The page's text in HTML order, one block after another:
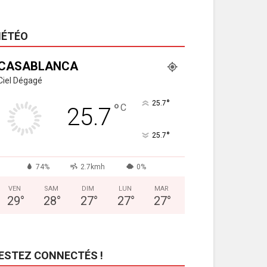
Dégagé
25.7 °C 25.7°
25.7°
74% 2.7kmh 0%
VEN
29°
SAM
28°
DIM
27°
LUN
27°
MAR
27°
CONNECTÉS !